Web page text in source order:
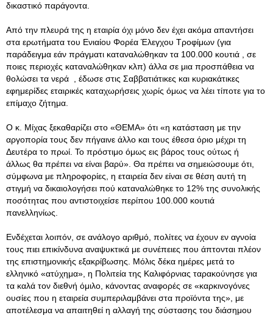
δικαστικό παράγοντα.
Από την πλευρά της η εταιρία όχι μόνο δεν έχει ακόμα απαντήσει
στα ερωτήματα του Ενιαίου Φορέα Έλεγχου Τροφίμων (για
παράδειγμα εάν πράγματι καταναλώθηκαν τα 100.000 κουτιά , σε
ποιες περιοχές καταναλώθηκαν κλπ) άλλα σε μια προσπάθεια να
θολώσει τα νερά , έδωσε στις Σαββατιάτικες και κυριακάτικες
εφημερίδες εταιρικές καταχωρήσεις χωρίς όμως να λέει τίποτε για το
επίμαχο ζήτημα.
Ο κ. Μίχας ξεκαθαρίζει στο «ΘΕΜΑ» ότι «η κατάσταση με την
αργοπορία τους δεν πήγαινε άλλο και τους έθεσα όριο μέχρι τη
Δευτέρα το πρωί. Το πρόστιμο όμως εις βάρος τους ούτως ή
άλλως θα πρέπει να είναι βαρύ». Θα πρέπει να σημειώσουμε ότι,
σύμφωνα με πληροφορίες, η εταιρεία δεν είναι σε θέση αυτή τη
στιγμή να δικαιολογήσει πού καταναλώθηκε το 12% της συνολικής
ποσότητας που αντιστοιχείσε περίπου 100.000 κουτιά
πανελληνίως.
Ενδέχεται λοιπόν, σε ανάλογο αριθμό, πολίτες να έχουν εν αγνοία
τους πιει επικίνδυνα αναψυκτικά με συνέπειες που άπτονται πλέον
της επιστημονικής εξακρίβωσης. Μόλις δέκα ημέρες μετά το
ελληνικό «ατύχημα», η Πολιτεία της Καλιφόρνιας ταρακούνησε για
τα καλά τον διεθνή όμιλο, κάνοντας αναφορές σε «καρκινογόνες
ουσίες που η εταιρεία συμπεριλαμβάνει στα προϊόντα της», με
αποτέλεσμα να απαιτηθεί η αλλαγή της σύστασης του διάσημου